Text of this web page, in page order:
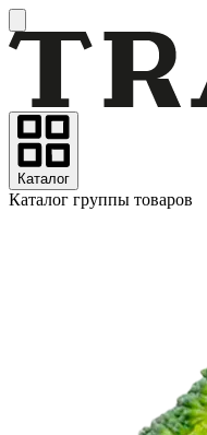
Каталог
Каталог группы товаров